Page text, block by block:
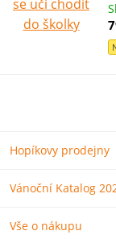
Hopíkovy prodejny
Vánoční Katalog
Vše o nákupu